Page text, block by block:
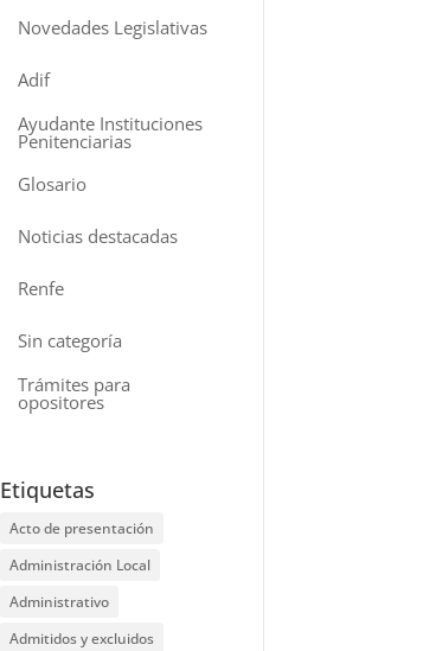
Novedades Legislativas
Adif
Ayudante Instituciones
Penitenciarias
Glosario
Noticias destacadas
Renfe
Sin categoría
Trámites para
opositores
Etiquetas
Acto de presentación
Administración Local
Administrativo
Admitidos y excluidos